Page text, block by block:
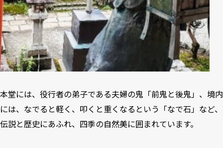
本堂には、役行者の弟子である夫婦の鬼「前鬼と後鬼」、境内
には、なでると軽く、叩くと重くなるという「なで石」など、
伝説と歴史にあふれ、四季の自然美に囲まれています。